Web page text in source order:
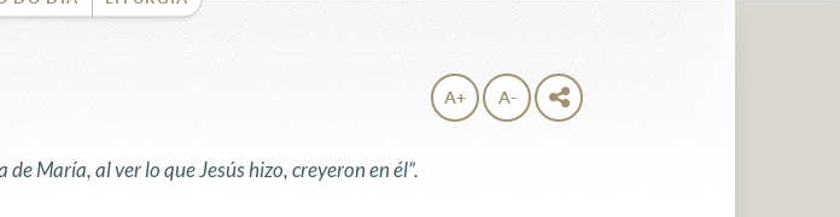
A+ A-
María, al ver lo que Jesús hizo, creyeron en él”.